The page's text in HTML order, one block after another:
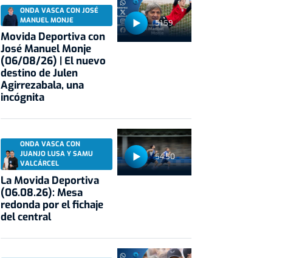
51:59
ONDA VASCA CON JOSÉ
MANUEL MONJE
Movida Deportiva con
José Manuel Monje
(06/08/26) | El nuevo
destino de Julen
Agirrezabala, una
incógnita
54:50
ONDA VASCA CON
JUANJO LUSA Y SAMU
VALCÁRCEL
La Movida Deportiva
(06.08.26): Mesa
redonda por el fichaje
del central